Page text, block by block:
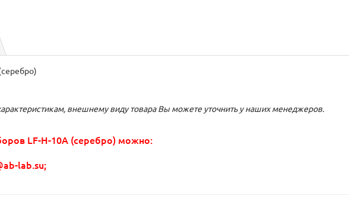
внешнему виду товара Вы можете уточнить у наших менеджеров.
LF-H-10A (серебро) можно:
lab.su;